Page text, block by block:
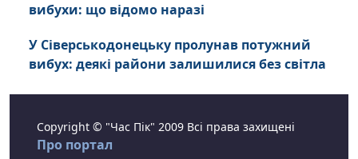
вибухи: що відомо наразі
У Сіверськодонецьку пролунав потужний
вибух: деякі райони залишилися без світла
Copyright © "Час Пік" 2009 Всі права захищені
Про портал